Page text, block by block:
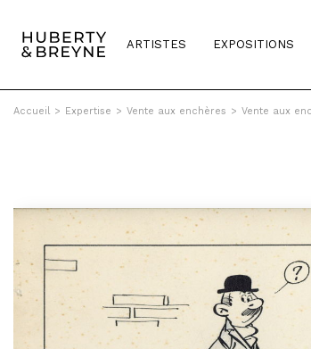
ARTISTES EXPOSITIONS
Accueil > Expertise > Vente aux enchères > Vente aux